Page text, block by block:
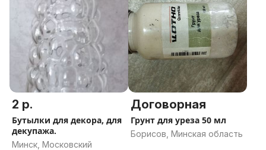
2 р.
Бутылки для декора, для
декупажа.
Минск, Московский
Договорная
Грунт для уреза 50 мл
Борисов, Минская область